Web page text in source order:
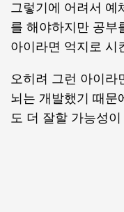
그렇기에 어려서 예
를 해야하지만 공부
아이라면 억지로 시
오히려 그런 아이라
뇌는 개발했기 때문
도 더 잘할 가능성